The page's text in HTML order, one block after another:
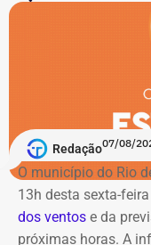
autoridades da
Além disso, em
Castilho, doutora
Albuquerque,
Bahia (UFBA),
doscumentos que
advogado e
abolicionistas do
Quartel-General da
Comando e
e educação e
O Cristo Redentor
homenagem aos 20
Como buscar
Ligue 180 – Central
Redação07/08/
O município do Rio
13h desta sexta-
dos ventos e da
próximas horas. A